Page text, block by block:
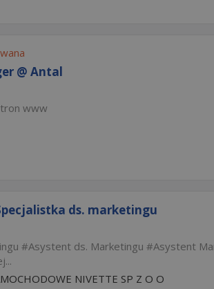
@ Antal
www
ds. marketingu
Asystent ds. Marketingu Asystent
NIVETTE SP Z O O